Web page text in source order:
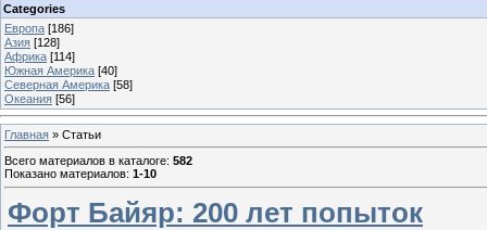
Categories
Европа [186]
Азия [128]
Африка [114]
Южная Америка [40]
Северная Америка [58]
Океания [56]
Главная » Статьи
Всего материалов в каталоге: 582
Показано материалов: 1-10
Форт Байяр: 200 лет попыток